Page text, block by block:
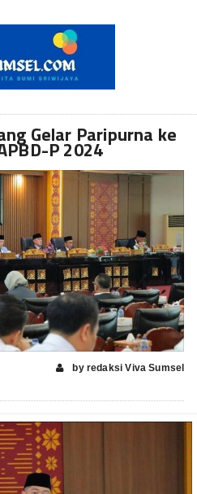
Gelar Paripurna ke
P 2024
by redaksi Viva Sumsel